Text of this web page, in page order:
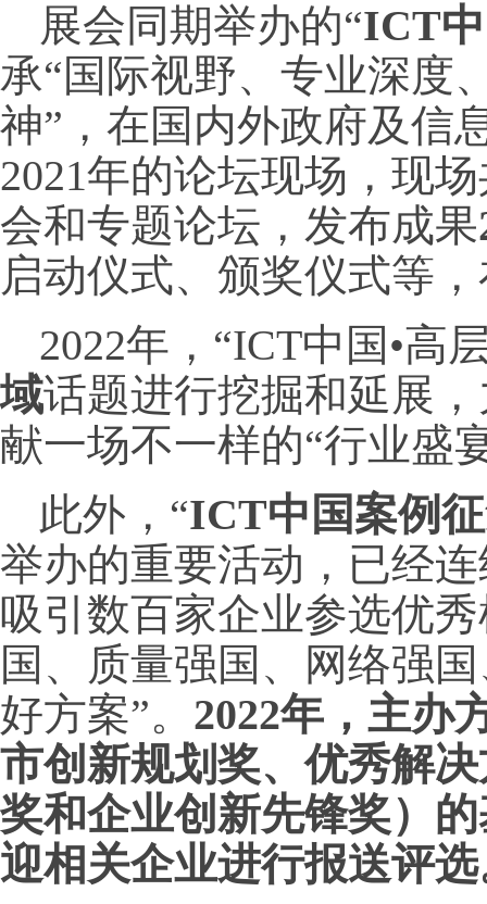
展会同期举办的“ICT
承“国际视野、专业深度
神”，在国内外政府及信
2021年的论坛现场，现
会和专题论坛，发布成果
启动仪式、颁奖仪式等
2022年，“ICT中国•高
域话题进行挖掘和延展
献一场不一样的“行业盛
此外，“ICT中国案例
举办的重要活动，已经
吸引数百家企业参选优
国、质量强国、网络强
好方案”。 2022年，主办
市创新规划奖、优秀解
奖和企业创新先锋奖）
迎相关企业进行报送评